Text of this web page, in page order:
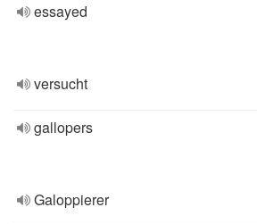
essayed
versucht
gallopers
Galoppierer